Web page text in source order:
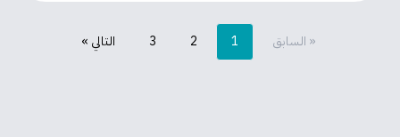
« السابق 1
2
3 التالي »